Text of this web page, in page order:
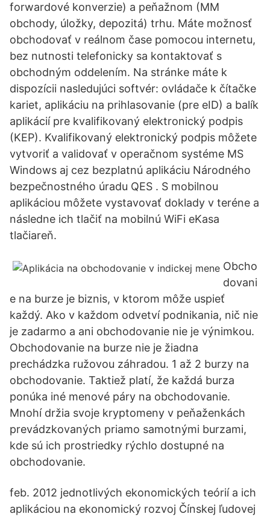
forwardové konverzie) a peňažnom (MM
obchody, úložky, depozitá) trhu. Máte možnosť
obchodovať v reálnom čase pomocou internetu,
bez nutnosti telefonicky sa kontaktovať s
obchodným oddelením. Na stránke máte k
dispozícii nasledujúci softvér: ovládače k čítačke
kariet, aplikáciu na prihlasovanie (pre eID) a balík
aplikácií pre kvalifikovaný elektronický podpis
(KEP). Kvalifikovaný elektronický podpis môžete
vytvoriť a validovať v operačnom systéme MS
Windows aj cez bezplatnú aplikáciu Národného
bezpečnostného úradu QES . S mobilnou
aplikáciou môžete vystavovať doklady v teréne a
následne ich tlačiť na mobilnú WiFi eKasa
tlačiareň.
Obcho
dovani
e na burze je biznis, v ktorom môže uspieť
každý. Ako v každom odvetví podnikania, nič nie
je zadarmo a ani obchodovanie nie je výnimkou.
Obchodovanie na burze nie je žiadna
prechádzka ružovou záhradou. 1 až 2 burzy na
obchodovanie. Taktiež platí, že každá burza
ponúka iné menové páry na obchodovanie.
Mnohí držia svoje kryptomeny v peňaženkách
prevádzkovaných priamo samotnými burzami,
kde sú ich prostriedky rýchlo dostupné na
obchodovanie.
feb. 2012 jednotlivých ekonomických teórií a ich
aplikáciou na ekonomický rozvoj Čínskej ľudovej